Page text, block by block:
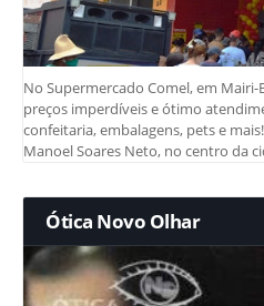
No Supermercado Comel, em
preços imperdíveis e ótimo
confeitaria, embalagens, pets e
Manoel Soares Neto, no centro da
Ótica Novo Olhar